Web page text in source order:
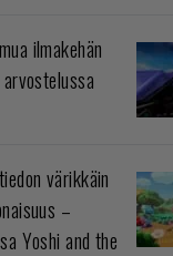
ilmakehän
värikkäin
–
Yoshi and the